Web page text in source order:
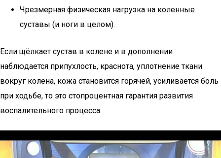
Чрезмерная физическая нагрузка на коленные
суставы (и ноги в целом).
Если щёлкает сустав в колене и в дополнении
наблюдается припухлость, краснота, уплотнение ткани
вокруг колена, кожа становится горячей, усиливается боль
при ходьбе, то это стопроцентная гарантия развития
воспалительного процесса.